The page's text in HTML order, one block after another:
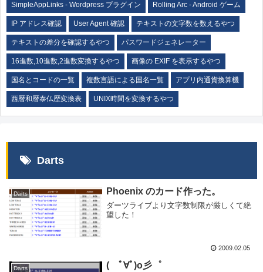
SimpleAppLinks - Wordpress プラグイン Rolling Arc - Android ゲーム
IP アドレス確認 User Agent 確認 テキストの文字数を数えるやつ
テキストの差分を確認するやつ パスワードジェネレーター
16進数,10進数,2進数変換するやつ 画像の EXIF を表示するやつ
国名とコードの一覧 複数言語による国名一覧 アプリ内通貨換算機
西暦和暦泰仏歴変換表 UNIX時間を変換するやつ
Darts
Darts Phoenix のカード作った。
ダーツライブより文字数制限が厳しくて絶
望した！
2009.02.05
Darts ( ﾟ∀ﾟ)o彡゜